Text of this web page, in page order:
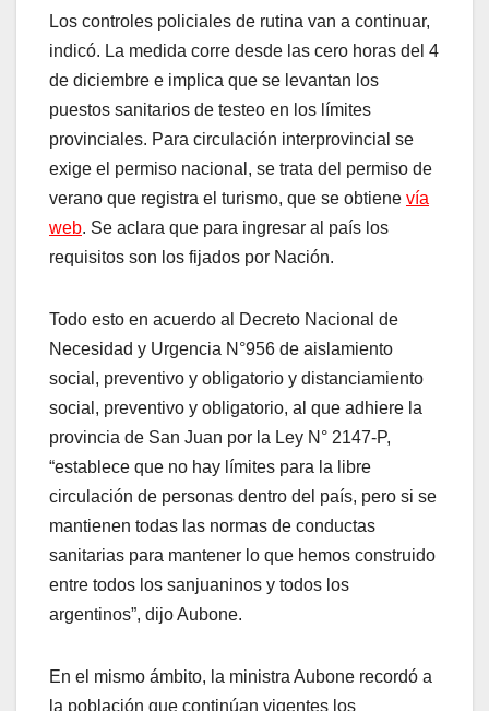
Los controles policiales de rutina van a continuar,
indicó. La medida corre desde las cero horas del 4
de diciembre e implica que se levantan los
puestos sanitarios de testeo en los límites
provinciales. Para circulación interprovincial se
exige el permiso nacional, se trata del permiso de
verano que registra el turismo, que se obtiene vía
web. Se aclara que para ingresar al país los
requisitos son los fijados por Nación.
Todo esto en acuerdo al Decreto Nacional de
Necesidad y Urgencia N°956 de aislamiento
social, preventivo y obligatorio y distanciamiento
social, preventivo y obligatorio, al que adhiere la
provincia de San Juan por la Ley N° 2147-P,
“establece que no hay límites para la libre
circulación de personas dentro del país, pero si se
mantienen todas las normas de conductas
sanitarias para mantener lo que hemos construido
entre todos los sanjuaninos y todos los
argentinos”, dijo Aubone.
En el mismo ámbito, la ministra Aubone recordó a
la población que continúan vigentes los